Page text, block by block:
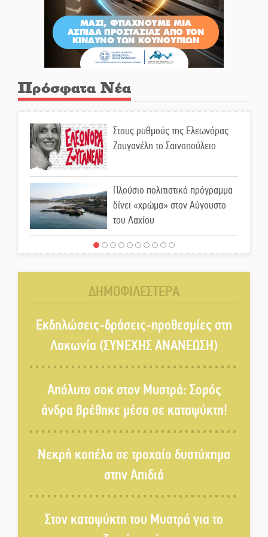
Πρόσφατα Νέα
Στους ρυθμούς της Ελεωνόρας
Ζουγανέλη το Σαϊνοπούλειο
Πλούσιο πολιτιστικό πρόγραμμα
δίνει «χρώμα» στον Αύγουστο
του Λαχίου
Χασισοφυτεία στην
αυγουστιάτικη πανσέληνο της
Μονεμβασιάς
Διακοπή ρεύματος στο Έλος
Κλαδά: Νεκρός ο 48χρονος
οδηγός
ΔΗΜΟΦΙΛΕΣΤΕΡΑ
Εκδηλώσεις-δράσεις-προθεσμίες στη
Λακωνία (ΣΥΝΕΧΗΣ ΑΝΑΝΕΩΣΗ)
Απόλυτο σοκ στον Μυστρά: Σορός
άνδρα βρέθηκε μέσα σε καταψύκτη!
Νεκρή κοπέλα σε τροχαίο δυστύχημα
στην Απιδιά
Στον καταψύκτη του Μυστρά για το